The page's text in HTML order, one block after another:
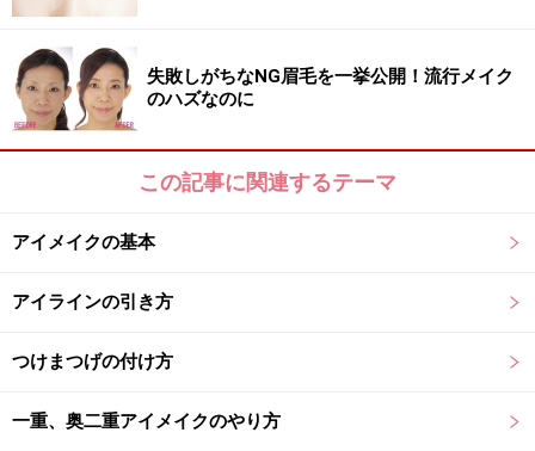
3. つけまつげを目のサイズにカットする
あなたの目のサイズに合わせて！
目の上にのせて、自分の目のサイズに合うように長さを
この時、眉用のはさみを使うと便利！
※個人の体質、また、誤った方法による実践に起因して肌荒れや
不調を引き起こす場合があります。実践の際には、必ず自身の体
質及び健康状態を十分に考慮し、正しい方法で行ってください。
また、全ての方への有効性を保証するものではありません。
失敗しがちなNG眉毛を一挙公開！流行メイク
のハズなのに
この記事に関連するテーマ
アイメイクの基本
アイラインの引き方
つけまつげの付け方
一重、奥二重アイメイクのやり方